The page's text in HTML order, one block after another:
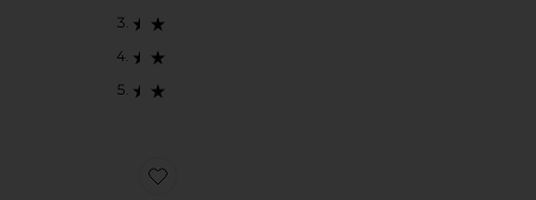
Favorite GUA SHA カッサ